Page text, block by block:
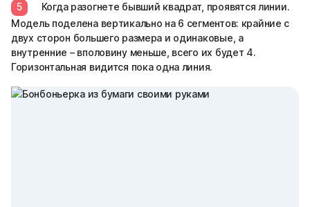
5
Когда разогнете бывший квадрат, проявятся линии.
Модель поделена вертикально на 6 сегментов: крайние с
двух сторон большего размера и одинаковые, а
внутренние – вполовину меньше, всего их будет 4.
Горизонтальная видится пока одна линия.